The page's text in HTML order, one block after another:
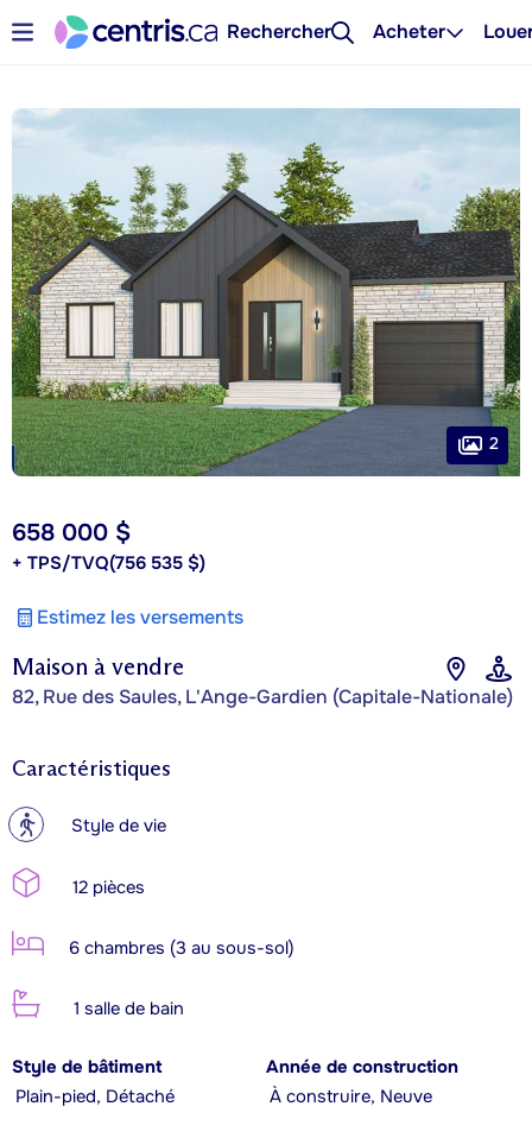
Rechercher Acheter
Maison à vendre
82, Rue des Saules, L'Ange-Gardien (Capitale-Nationale)
658 000 $
+ TPS/TVQ(756 535 $)
Estimez les versements
2
Caractéristiques
? Style de vie
12 pièces
6 chambres (3 au sous-sol)
1 salle de bain
Style de bâtiment
Plain-pied, Détaché
Année de construction
À construire, Neuve